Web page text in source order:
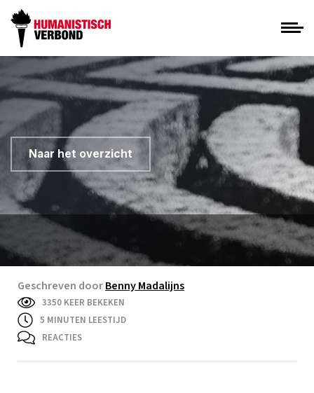
Naar het overzicht
Geschreven doorBenny Madalijns
3350 KEER BEKEKEN
5 MINUTEN LEESTIJD
REACTIES